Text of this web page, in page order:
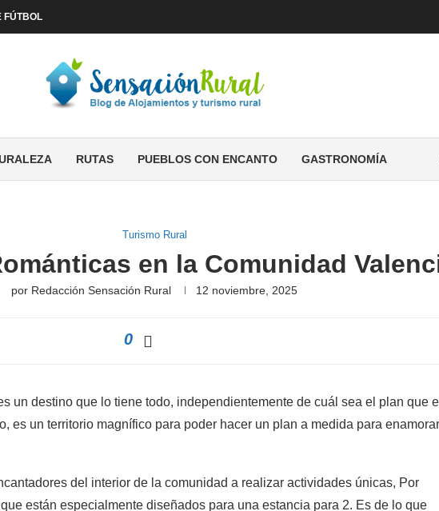
FÚTBOL
RUTAS PUEBLOS CON ENCANTO GASTRONOMÍA
Turismo Rural
en la Comunidad
por Redacción Sensación Rural 12 noviembre, 2025
0
un destino que lo tiene todo, independientemente de cuál sea el plan que
es un territorio magnífico para poder hacer un plan a medida para
del interior de la comunidad a realizar actividades únicas, Por
están especialmente diseñados para una estancia para 2. Es de lo que